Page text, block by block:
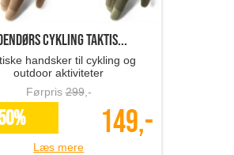
cykling taktis...
handsker til cykling og
outdoor aktiviteter
Førpris299,-
149,-
Læs mere